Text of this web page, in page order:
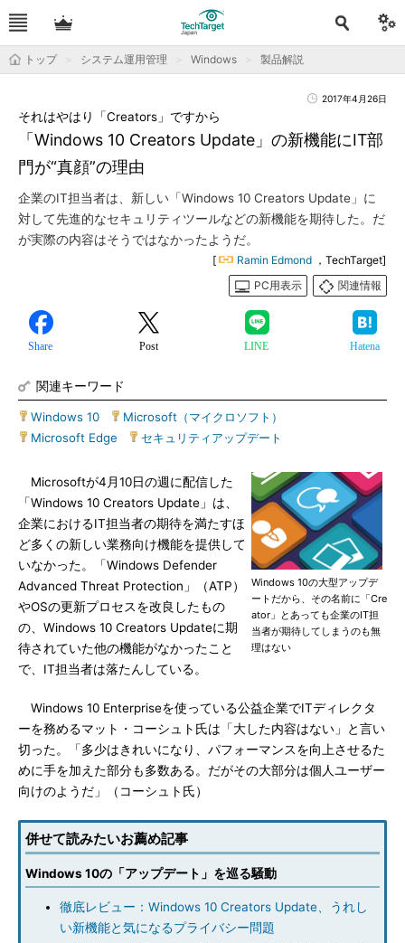
トップ システム運用管理 Windows 製品解説
2017年4月26日
「Windows 10 Creators Update」の新機能にIT部
門が“真顔”の理由
それはやはり「Creators」ですから
企業のIT担当者は、新しい「Windows 10 Creators Update」に
対して先進的なセキュリティツールなどの新機能を期待した。だ
が実際の内容はそうではなかったようだ。
[ Ramin Edmond ，TechTarget]
PC用表示
関連情報
Share Post LINE Hatena
関連キーワード
Windows 10 Microsoft（マイクロソフト）
Microsoft Edge
セキュリティアップデート
Windows 10の大型アップデ
ートだから、その名前に「Cre
ator」とあっても企業のIT担
当者が期待してしまうのも無
理はない
Microsoftが4月10日の週に配信した
「Windows 10 Creators Update」は、
企業におけるIT担当者の期待を満たすほ
ど多くの新しい業務向け機能を提供して
いなかった。「Windows Defender
Advanced Threat Protection」（ATP）
やOSの更新プロセスを改良したもの
の、Windows 10 Creators Updateに期
待されていた他の機能がなかったこと
で、IT担当者は落たんしている。
Windows 10 Enterpriseを使っている公益企業でITディレクタ
ーを務めるマット・コーシュト氏は「大した内容はない」と言い
切った。「多少はきれいになり、パフォーマンスを向上させるた
めに手を加えた部分も多数ある。だがその大部分は個人ユーザー
向けのようだ」（コーシュト氏）
併せて読みたいお薦め記事
Windows 10の「アップデート」を巡る騒動
徹底レビュー：Windows 10 Creators Update、うれし
い新機能と気になるプライバシー問題